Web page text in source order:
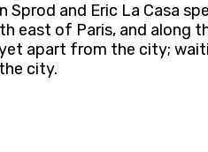
Sprod and Eric La Casa
east of Paris, and along
apart from the city;
city.